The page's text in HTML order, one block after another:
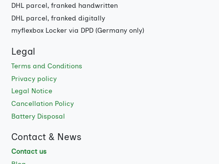
DHL parcel, franked handwritten
DHL parcel, franked digitally
myflexbox Locker via DPD (Germany only)
Legal
Terms and Conditions
Privacy policy
Legal Notice
Cancellation Policy
Battery Disposal
Contact & News
Contact us